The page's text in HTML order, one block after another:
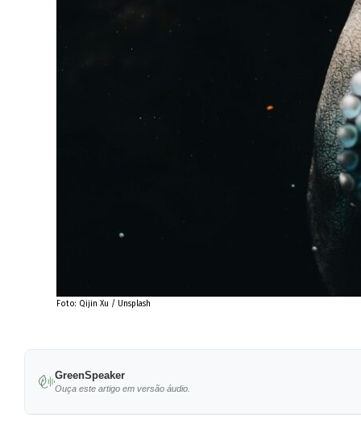
Foto: Qijin Xu / Unsplash
GreenSpeaker
Ouça este artigo em versão áudio.